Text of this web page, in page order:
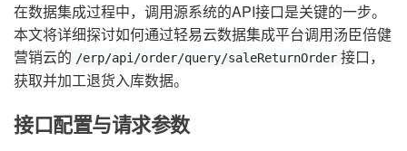
在数据集成过程中，调用源系统的API接口是关键的一步。
本文将详细探讨如何通过轻易云数据集成平台调用汤臣倍健
营销云的 /erp/api/order/query/saleReturnOrder 接口，
获取并加工退货入库数据。
接口配置与请求参数